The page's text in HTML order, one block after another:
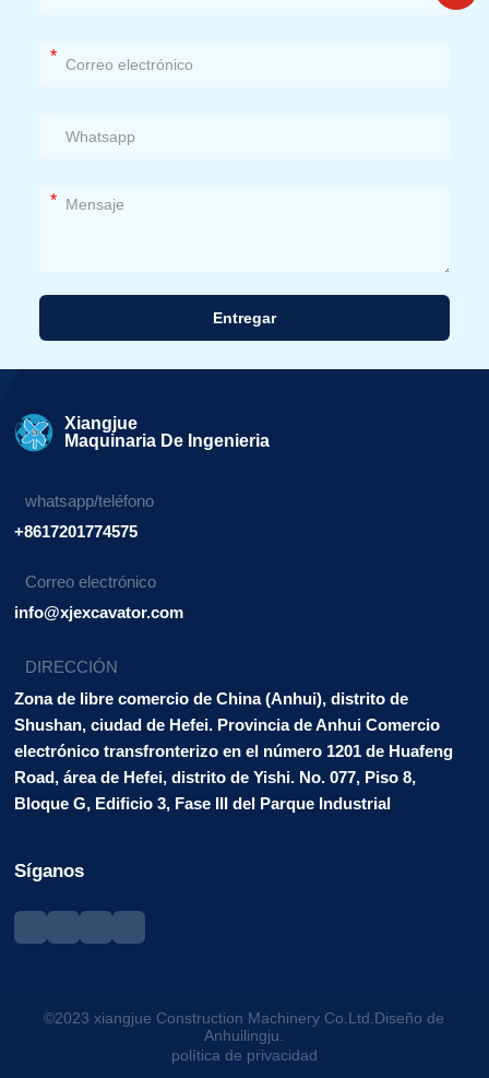
*
*
Entregar
Xiangjue
Maquinaria De Ingenieria
whatsapp/teléfono
+8617201774575
Correo electrónico
info@xjexcavator.com
DIRECCIÓN
Zona de libre comercio de China (Anhui), distrito de
Shushan, ciudad de Hefei. Provincia de Anhui Comercio
electrónico transfronterizo en el número 1201 de Huafeng
Road, área de Hefei, distrito de Yishi. No. 077, Piso 8,
Bloque G, Edificio 3, Fase III del Parque Industrial
Síganos
©2023 xiangjue Construction Machinery Co.Ltd.Diseño de
Anhuilingju.
política de privacidad